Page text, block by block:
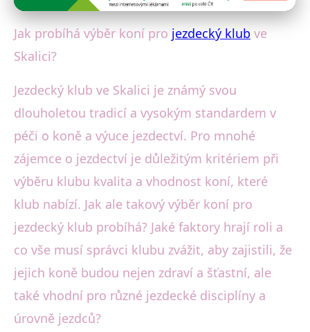
Jak Skalický jezdecký klub
vybírá koně pro různé
Jak probíhá výběr koní pro jezdecký klub ve
Skalici?
Jezdecký klub ve Skalici je známý svou
dlouholetou tradicí a vysokým standardem v
péči o koně a výuce jezdectví. Pro mnohé
zájemce o jezdectví je důležitým kritériem při
výběru klubu kvalita a vhodnost koní, které
klub nabízí. Jak ale takový výběr koní pro
jezdecký klub probíhá? Jaké faktory hrají roli a
co vše musí správci klubu zvážit, aby zajistili, že
jejich koně budou nejen zdraví a šťastní, ale
také vhodní pro různé jezdecké disciplíny a
úrovně jezdců?